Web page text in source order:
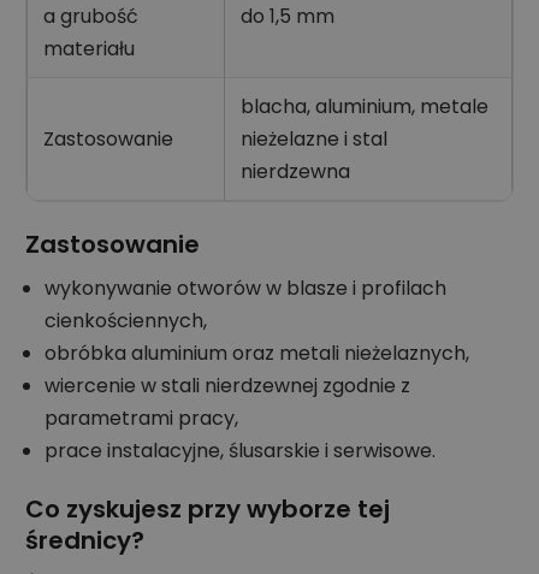
a grubość
materiału
do 1,5 mm
Zastosowanie
blacha, aluminium, metale
nieżelazne i stal
nierdzewna
Zastosowanie
wykonywanie otworów w blasze i profilach
cienkościennych,
obróbka aluminium oraz metali nieżelaznych,
wiercenie w stali nierdzewnej zgodnie z
parametrami pracy,
prace instalacyjne, ślusarskie i serwisowe.
Co zyskujesz przy wyborze tej
średnicy?